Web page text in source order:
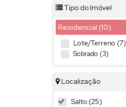
Tipo do Imóvel
Residencial (10)
Lote/Terreno (7)
Sobrado (3)
Localização
Salto (25)